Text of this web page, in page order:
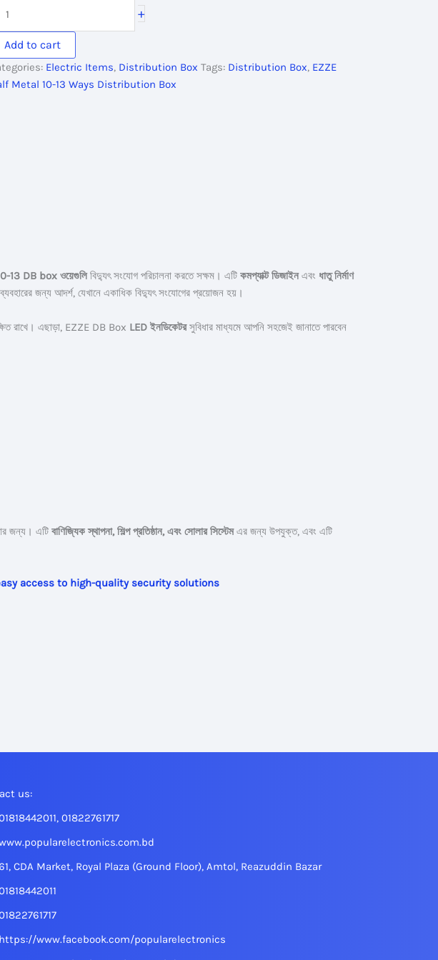
Half
Metal
+
Add to cart
Electric Items, Distribution Box Tags: Distribution Box, EZZE
Metal 10-13 Ways Distribution Box
13 DB box ওয়েগুলিবিদ্যুৎ সংযোগ পরিচালনা করতে সক্ষম। এটি কমপ্যাক্ট ডিজাইনএবং ধাতু নির্মাণ
জন্য আদর্শ, যেখানে একাধিক বিদ্যুৎ সংযোগের প্রয়োজন হয়।
রাখে। এছাড়া, EZZE DB Box LED ইনডিকেটরসুবিধার মাধ্যমে আপনি সহজেই জানাতে পারবেন
জন্য। এটি বাণিজ্যিক স্থাপনা, শিল্প প্রতিষ্ঠান, এবং সোলার সিস্টেমএর জন্য উপযুক্ত, এবং এটি
access to high-quality security solutions
us:
01822761717
CDA Market, Royal Plaza (Ground Floor), Amtol, Reazuddin Bazar
https://www.facebook.com/popularelectronics